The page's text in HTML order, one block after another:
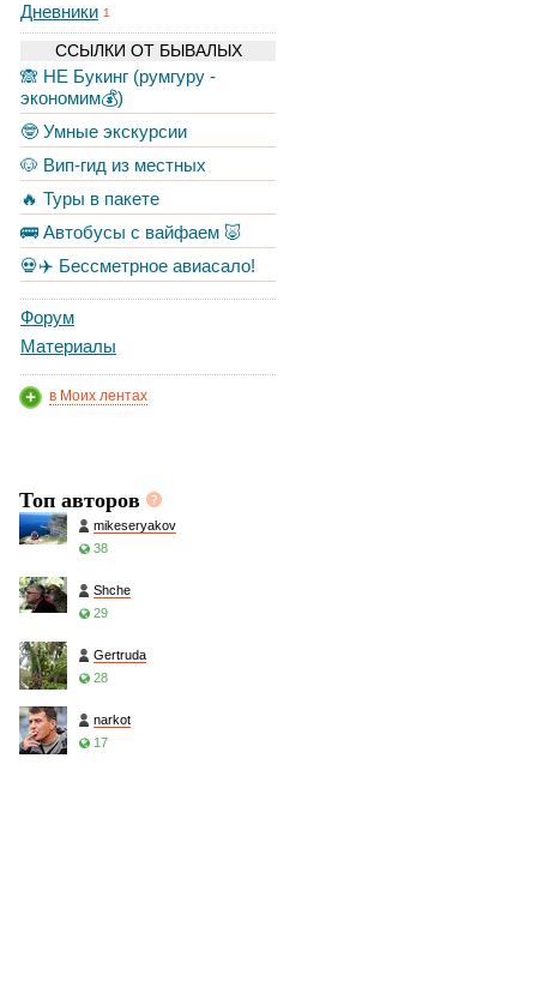
Дневники 1
ССЫЛКИ ОТ БЫВАЛЫХ
🙈 НЕ Букинг (румгуру -
экономим💰)
🤓 Умные экскурсии
🐶 Вип-гид из местных
🔥 Туры в пакете
🚌 Автобусы с вайфаем 🐷
💀✈️ Бессметрное авиасало!
Форум
Материалы
в Моих лентах
Топ авторов
mikeseryakov
38
Shche
29
Gertruda
28
narkot
17